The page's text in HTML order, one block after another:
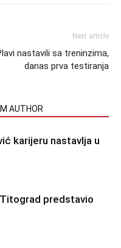
Next article
nastavili sa treninzima,
danas prva testiranja
AUTHOR
karijeru nastavlja u
predstavio